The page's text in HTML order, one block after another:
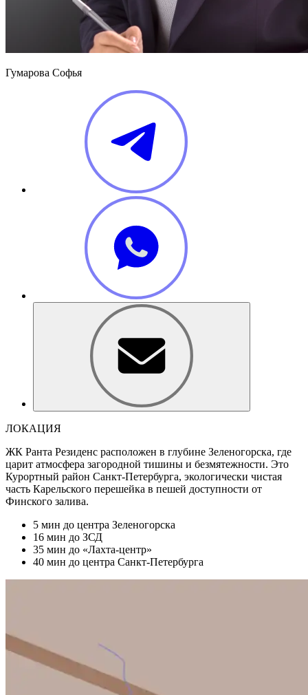
Гумарова Софья
ЛОКАЦИЯ
ЖК Ранта Резиденс расположен в глубине Зеленогорска, где
царит атмосфера загородной тишины и безмятежности. Это
Курортный район Санкт-Петербурга, экологически чистая
часть Карельского перешейка в пешей доступности от
Финского залива.
5 мин до центра Зеленогорска
16 мин до ЗСД
35 мин до «Лахта-центр»
40 мин до центра Санкт-Петербурга